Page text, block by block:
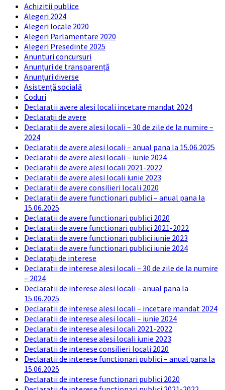
Achizitii publice
Alegeri 2024
Alegeri locale 2020
Alegeri Parlamentare 2020
Alegeri Presedinte 2025
Anunturi concursuri
Anunțuri de transparență
Anunțuri diverse
Asistență socială
Coduri
Declaratii avere alesi locali incetare mandat 2024
Declarații de avere
Declaratii de avere alesi locali – 30 de zile de la numire –
2024
Declaratii de avere alesi locali – anual pana la 15.06.2025
Declaratii de avere alesi locali – iunie 2024
Declaratii de avere alesi locali 2021-2022
Declaratii de avere alesi locali iunie 2023
Declaratii de avere consilieri locali 2020
Declaratii de avere functionari publici – anual pana la
15.06.2025
Declaratii de avere functionari publici 2020
Declaratii de avere functionari publici 2021-2022
Declaratii de avere functionari publici iunie 2023
Declaratii de avere functionari publici iunie 2024
Declarații de interese
Declaratii de interese alesi locali – 30 de zile de la numire
– 2024
Declaratii de interese alesi locali – anual pana la
15.06.2025
Declaratii de interese alesi locali – incetare mandat 2024
Declaratii de interese alesi locali – iunie 2024
Declaratii de interese alesi locali 2021-2022
Declaratii de interese alesi locali iunie 2023
Declaratii de interese consilieri locali 2020
Declaratii de interese functionari publici – anual pana la
15.06.2025
Declaratii de interese functionari publici 2020